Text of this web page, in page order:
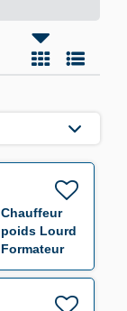
Chauffeur
poids Lourd
Formateur
H/F